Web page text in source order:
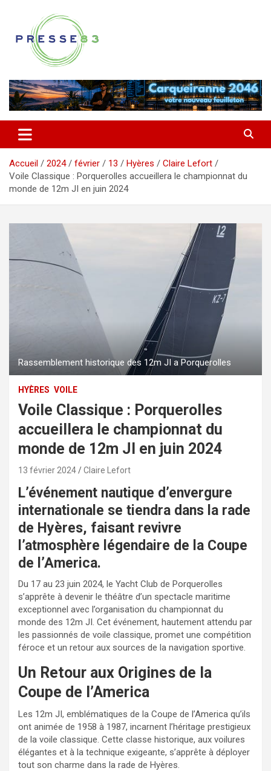
contenu
Presse 83
Accueil 2024 février 13 Hyères
Claire Lefort
Voile Classique : Porquerolles accueillera le championnat du
monde de 12m JI en juin 2024
Rassemblement historique des 12m JI a Porquerolles
HYÈRES VOILE
Voile Classique : Porquerolles
accueillera le championnat du
monde de 12m JI en juin 2024
13 février 2024 Claire Lefort
L’événement nautique d’envergure
internationale se tiendra dans la rade
de Hyères, faisant revivre
l’atmosphère légendaire de la Coupe
de l’America.
Du 17 au 23 juin 2024, le Yacht Club de Porquerolles
s’apprête à devenir le théâtre d’un spectacle maritime
exceptionnel avec l’organisation du championnat du
monde des 12m JI. Cet événement, hautement attendu par
les passionnés de voile classique, promet une compétition
féroce et un retour aux sources de la navigation sportive.
Un Retour aux Origines de la
Coupe de l’America
Les 12m JI, emblématiques de la Coupe de l’America qu’ils
ont animée de 1958 à 1987, incarnent l’héritage prestigieux
de la voile classique. Cette classe historique, aux voilures
élégantes et à la technique exigeante, s’apprête à déployer
tout son charme dans la rade de Hyères.